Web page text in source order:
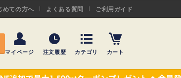
めての方へ よくある質問 ご利用ガイド
マイページ 注文履歴 カテゴリ
ASキネシオロジーテープ
カート
機材・機材消耗品
テーピング